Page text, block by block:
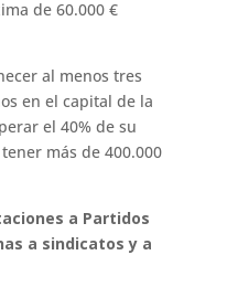
de 60.000 €
al menos tres
en el capital de la
el 40% de su
más de 400.000
a Partidos
a sindicatos y a